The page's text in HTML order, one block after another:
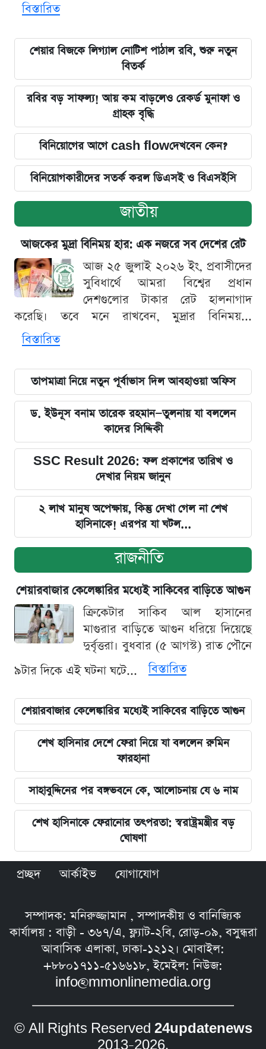
বিস্তারিত
শেয়ার বিজকে লিগ্যাল নোটিশ পাঠাল রবি, শুরু নতুন
বিতর্ক
রবির বড় সাফল্য! আয় কম বাড়লেও রেকর্ড মুনাফা ও
গ্রাহক বৃদ্ধি
বিনিয়োগের আগে cash flowদেখবেন কেন?
বিনিয়োগকারীদের সতর্ক করল ডিএসই ও বিএসইসি
জাতীয়
আজকের মুদ্রা বিনিময় হার: এক নজরে সব দেশের রেট
আজ ২৫ জুলাই ২০২৬ ইং, প্রবাসীদের
সুবিধার্থে আমরা বিশ্বের প্রধান
দেশগুলোর টাকার রেট হালনাগাদ
করেছি। তবে মনে রাখবেন, মুদ্রার বিনিময়...
বিস্তারিত
তাপমাত্রা নিয়ে নতুন পূর্বাভাস দিল আবহাওয়া অফিস
ড. ইউনূস বনাম তারেক রহমান—তুলনায় যা বললেন
কাদের সিদ্দিকী
SSC Result 2026: ফল প্রকাশের তারিখ ও
দেখার নিয়ম জানুন
২ লাখ মানুষ অপেক্ষায়, কিন্তু দেখা গেল না শেখ
হাসিনাকে! এরপর যা ঘটল...
রাজনীতি
শেয়ারবাজার কেলেঙ্কারির মধ্যেই সাকিবের বাড়িতে আগুন
ক্রিকেটার সাকিব আল হাসানের
মাগুরার বাড়িতে আগুন ধরিয়ে দিয়েছে
দুর্বৃত্তরা। বুধবার (৫ আগস্ট) রাত পৌনে
৯টার দিকে এই ঘটনা ঘটে...
বিস্তারিত
শেয়ারবাজার কেলেঙ্কারির মধ্যেই সাকিবের বাড়িতে আগুন
শেখ হাসিনার দেশে ফেরা নিয়ে যা বললেন রুমিন
ফারহানা
সাহাবুদ্দিনের পর বঙ্গভবনে কে, আলোচনায় যে ৬ নাম
শেখ হাসিনাকে ফেরানোর তৎপরতা: স্বরাষ্ট্রমন্ত্রীর বড়
ঘোষণা
প্রচ্ছদ আর্কাইভ যোগাযোগ
সম্পাদক: মনিরুজ্জামান , সম্পাদকীয় ও বানিজ্যিক
কার্যালয় : বাড়ী - ৩৬৭/এ, ফ্ল্যাট-২বি, রোড়-০৯, বসুন্ধরা
আবাসিক এলাকা, ঢাকা-১২১২। মোবাইল:
+৮৮০১৭১১-৫১৬৬১৮, ইমেইল: নিউজ:
info@mmonlinemedia.org
© All Rights Reserved 24updatenews